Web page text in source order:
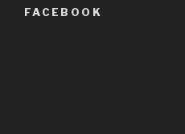
FACEBOOK